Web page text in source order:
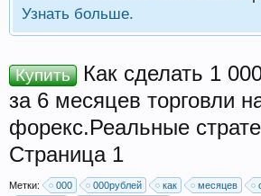
Узнать больше.
Купить
Как сделать 1
за 6 месяцев торговли
форекс.Реальные
Страница 1
Метки: 000 000рублей как месяцев